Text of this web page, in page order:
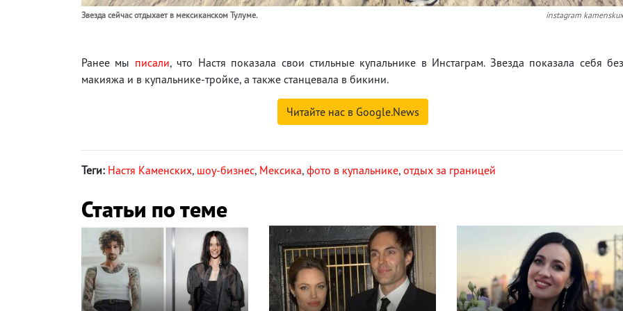
Звезда сейчас отдыхает в мексиканском Тулуме. instagram kamenskux
Ранее мы писали, что Настя показала свои стильные купальнике в Инстаграм. Звезда показала себя
макияжа и в купальнике-тройке, а также станцевала в бикини.
Читайте нас в Google.News
Теги: Настя Каменских, шоу-бизнес, Мексика, фото в купальнике, отдых за границей
Статьи по теме